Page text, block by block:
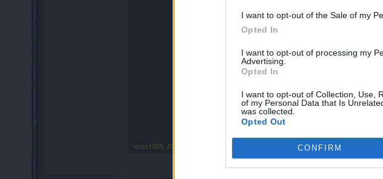
I want to opt-out of the Sale of my
Opted In
I want to opt-out of processing my
Advertising.
Opted In
I want to opt-out of Collection, Use,
of my Personal Data that Is
was collected.
Opted Out
CONFIRM
ente1985 29 Juni 2015